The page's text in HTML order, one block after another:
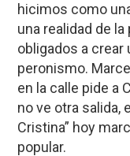
hicimos como
una realidad de
obligados a crear
peronismo.
en la calle pide a
no ve otra salida,
Cristina” hoy
popular.